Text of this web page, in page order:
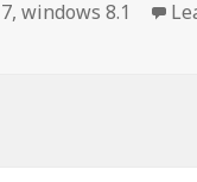
7,windows 8.1